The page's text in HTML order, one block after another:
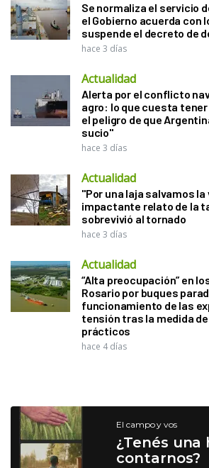
Se normaliza el servicio
el Gobierno acuerda con
suspende el decreto de
hace 3 días
Actualidad
Alerta por el conflicto
agro: lo que cuesta tener
el peligro de que
sucio"
hace 3 días
Actualidad
"Por una laja salvamos la
impactante relato de la
sobrevivió al tornado
hace 3 días
Actualidad
“Alta preocupación” en
Rosario por buques
funcionamiento de las
tensión tras la medida
prácticos
hace 4 días
El campo y vos
¿Tenés una
contarnos?